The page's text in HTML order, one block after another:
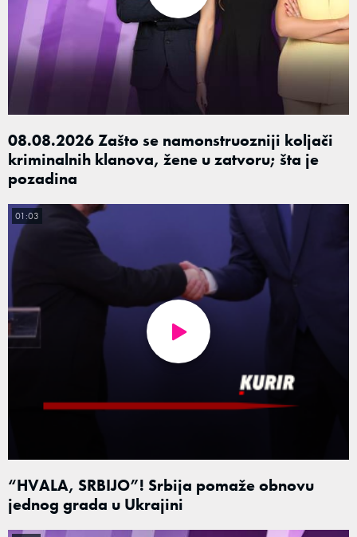
08.08.2026 Zašto se namonstruozniji koljači
kriminalnih klanova, žene u zatvoru; šta je
pozadina
“HVALA, SRBIJO”! Srbija pomaže obnovu
jednog grada u Ukrajini
01:03